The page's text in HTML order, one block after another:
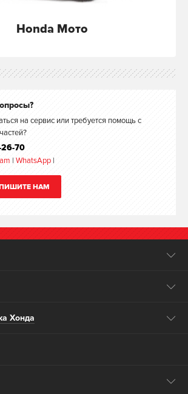
Honda Мото
на сервис или требуется помощь с
26-70
| WhatsApp |
НАМ
Хонда